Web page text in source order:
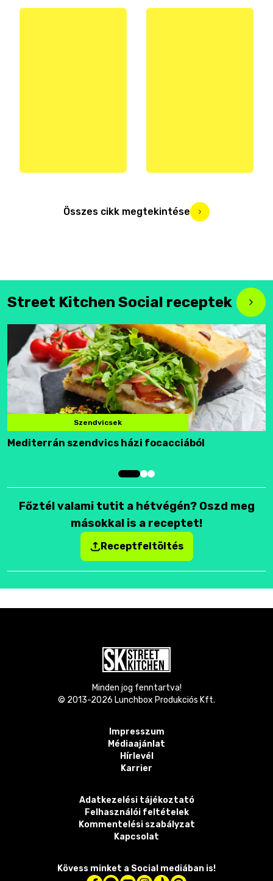
Összes cikk megtekintése
Street Kitchen Social receptek
Szendvicsek
Mediterrán szendvics házi focacciából
Főztél valami tutit a hétvégén? Oszd meg
másokkal is a receptet!
Receptfeltöltés
Minden jog fenntartva!
© 2013-2026 Lunchbox Produkciós Kft.
Impresszum
Médiaajánlat
Hírlevél
Karrier
Adatkezelési tájékoztató
Felhasználói feltételek
Kommentelési szabályzat
Kapcsolat
Kövess minket a Social mediában is!